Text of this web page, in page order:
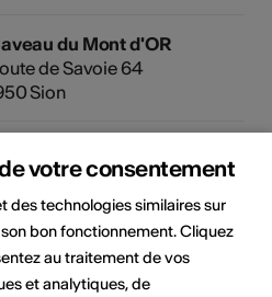
du Mont d'OR
de Savoie 64
Sion
Cécile Genetti
d'événement
votre consentement
des technologies similaires sur
bon fonctionnement. Cliquez
au traitement de vos
et analytiques, de